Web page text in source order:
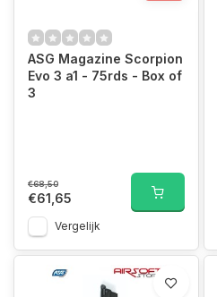
ASG Magazine Scorpion
Evo 3 a1 - 75rds - Box of
3
€68,50
€61,65
Vergelijk